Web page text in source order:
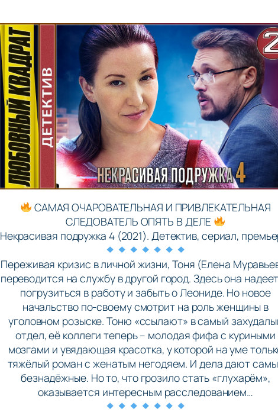
САМАЯ ОЧАРОВАТЕЛЬНАЯ И ПРИВЛЕКАТЕЛЬНАЯ
СЛЕДОВАТЕЛЬ ОПЯТЬ В ДЕЛЕ
Некрасивая подружка 4 (2021). Детектив, сериал,
Переживая кризис в личной жизни, Тоня (Елена
переводится на службу в другой город. Здесь она
погрузиться в работу и забыть о Леониде. Но новое
начальство по-своему смотрит на роль женщины в
уголовном розыске. Тоню «ссылают» в самый
отдел, её коллеги теперь – молодая фифа с куриными
мозгами и увядающая красотка, у которой на уме
тяжёлый роман с женатым негодяем. И дела дают
безнадёжные. Но то, что грозило стать «глухарём»,
оказывается интересным расследованием…